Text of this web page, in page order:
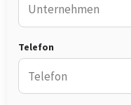
Telefon